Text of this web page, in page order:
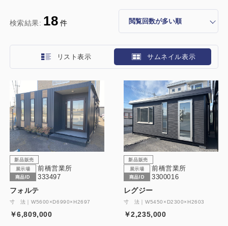
検索結果: 18 件
リスト表示 サムネイル表示
新品販売
展示場
前橋営業所
商品ID 333497
フォルテ
寸 法｜W5600×D6990×H2697
￥6,809,000
新品販売
展示場
前橋営業所
商品ID 3300016
レグジー
寸 法｜W5450×D2300×H2603
￥2,235,000